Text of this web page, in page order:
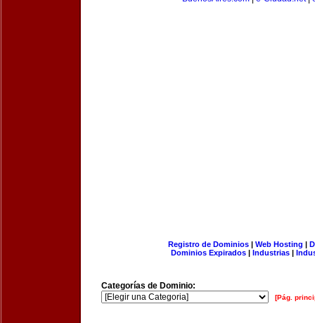
Registro de Dominios| Web Hosting |
Dominios Expirados | Industrias |
Categorías de Dominio:
[Pág.